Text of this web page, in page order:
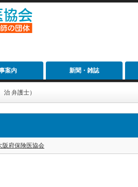
案内 新聞・雑誌
弁護士）
阪府保険医協会